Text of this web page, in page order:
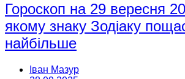
Гороскоп на 29 вересня
якому знаку Зодіаку
найбільше
Іван Мазур